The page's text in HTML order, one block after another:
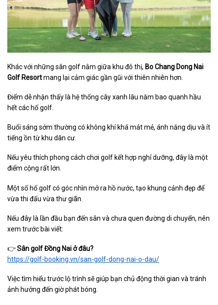
Khác với những sân golf nằm giữa khu đô thị, Bo Chang Dong Nai
Golf Resortmang lại cảm giác gần gũi với thiên nhiên hơn.
Điểm dễ nhận thấy là hệ thống cây xanh lâu năm bao quanh hầu
hết các hố golf.
Buổi sáng sớm thường có không khí khá mát mẻ, ánh nắng dịu và ít
tiếng ồn từ khu dân cư.
Nếu yêu thích phong cách chơi golf kết hợp nghỉ dưỡng, đây là một
điểm cộng rất lớn.
Một số hố golf có góc nhìn mở ra hồ nước, tạo khung cảnh đẹp để
vừa thi đấu vừa thư giãn.
Nếu đây là lần đầu bạn đến sân và chưa quen đường di chuyển, nên
xem trước bài viết:
👉Sân golf Đồng Nai ở đâu?
https://golf-booking.vn/san-golf-dong-nai-o-dau/
Việc tìm hiểu trước lộ trình sẽ giúp bạn chủ động thời gian và tránh
ảnh hưởng đến giờ phát bóng.